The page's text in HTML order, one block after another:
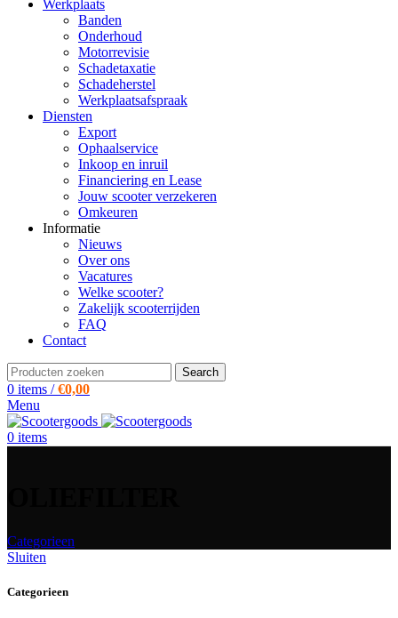
Werkplaats
Banden
Onderhoud
Motorrevisie
Schadetaxatie
Schadeherstel
Werkplaatsafspraak
Diensten
Export
Ophaalservice
Inkoop en inruil
Financiering en Lease
Jouw scooter verzekeren
Omkeuren
Informatie
Nieuws
Over ons
Vacatures
Welke scooter?
Zakelijk scooterrijden
FAQ
Contact
Search
0 items / €0,00
Menu
0 items
Categorieen
Sluiten
Categorieen